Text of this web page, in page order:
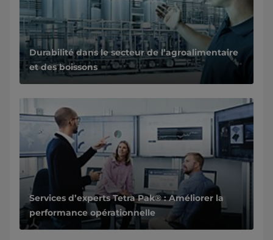
Durabilité dans le secteur de l’agroalimentaire
et des boissons
Services d’experts Tetra Pak® : Améliorer la
performance opérationnelle